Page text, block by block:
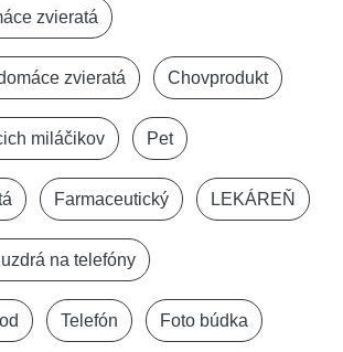
zvieratá
zvieratá Chovprodukt
miláčikov Pet
Farmaceutický LEKÁREŇ
na telefóny
Telefón Foto búdka